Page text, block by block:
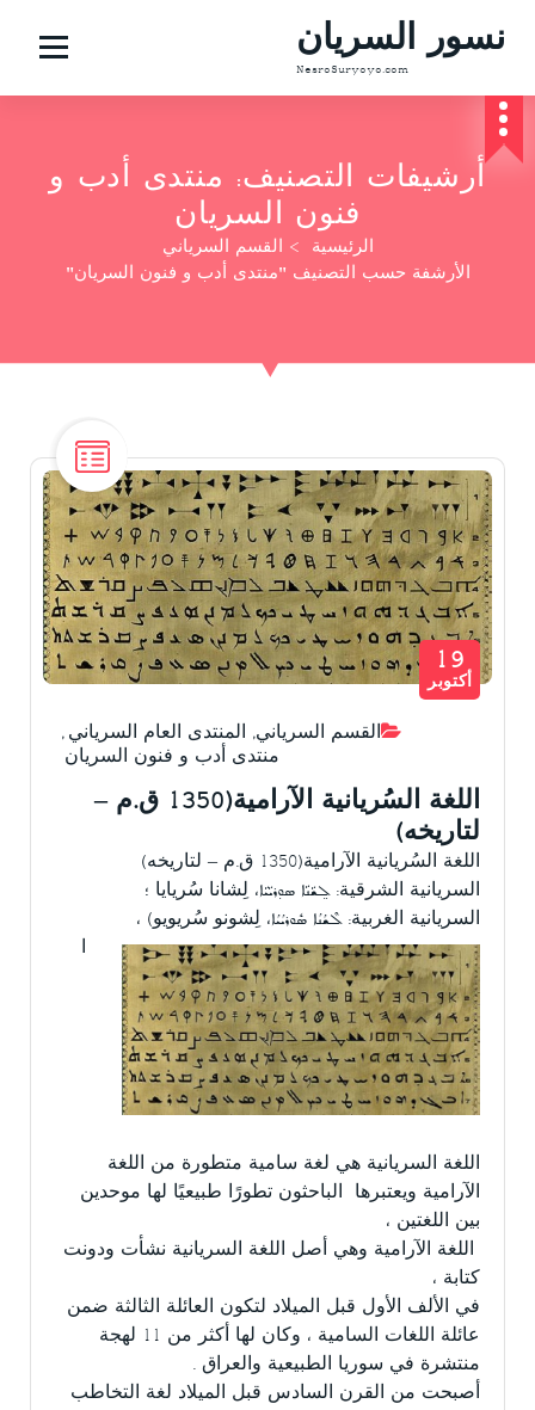
ج
نسور السريان
NesroSuryoyo.com
أرشيفات التصنيف: منتدى أدب و
فنون السريان
الرئيسية > القسم السرياني
الأرشفة حسب التصنيف "منتدى أدب و فنون السريان"
القسم السرياني, المنتدى العام السرياني ,
منتدى أدب و فنون السريان
19
أكتوبر
اللغة السُريانية الآرامية(1350 ق.م –
لتاريخه)
اللغة السُريانية الآرامية(1350 ق.م – لتاريخه)
السريانية الشرقية: ܠܸܫܵܢܵܐ ܣܘܼܪܝܵܝܵܐ، لِشانا سُريايا ؛
السريانية الغربية: ܠܶܫܳܢܳܐ ܣܽܘܪܝܳܝܳܐ، لِشونو سُريويو) ،
ا
اللغة السريانية هي لغة سامية متطورة من اللغة
الآرامية ويعتبرها الباحثون تطورًا طبيعيًا لها موحدين
بين اللغتين ،
اللغة الآرامية وهي أصل اللغة السريانية نشأت ودونت
كتابة ،
في الألف الأول قبل الميلاد لتكون العائلة الثالثة ضمن
عائلة اللغات السامية ، وكان لها أكثر من 11 لهجة
منتشرة في سوريا الطبيعية والعراق .
أصبحت من القرن السادس قبل الميلاد لغة التخاطب